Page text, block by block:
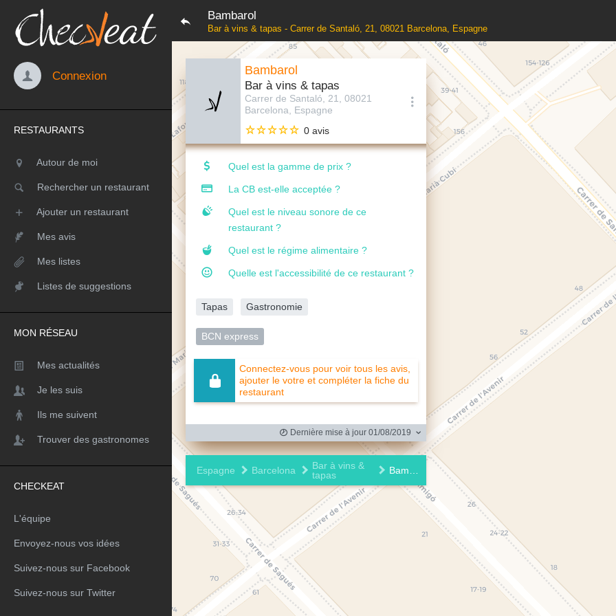
Bambarol
Bar à vins & tapas - Carrer de Santaló, 21, 08021 Barcelona, Espagne
Connexion
RESTAURANTS
Autour de moi
Rechercher un restaurant
Ajouter un restaurant
Mes avis
Mes listes
Listes de suggestions
MON RÉSEAU
Mes actualités
Je les suis
Ils me suivent
Trouver des gastronomes
CHECKEAT
L'équipe
Envoyez-nous vos idées
Suivez-nous sur Facebook
Suivez-nous sur Twitter
Bambarol
Bar à vins & tapas
Carrer de Santaló, 21, 08021
Barcelona, Espagne
0 avis
Quel est la gamme de prix ?
La CB est-elle acceptée ?
Quel est le niveau sonore de ce
restaurant ?
Quel est le régime alimentaire ?
Quelle est l'accessibilité de ce restaurant ?
Tapas Gastronomie
BCN express
Connectez-vous pour voir tous les avis,
ajouter le votre et compléter la fiche du
restaurant
Dernière mise à jour 01/08/2019
Espagne Barcelona
Bar à vins &
tapas